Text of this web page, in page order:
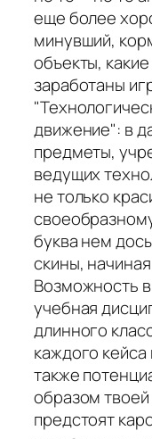
еще более
минувший,
объекты,
заработаны
движение": в
предметы,
ведущих
не только
буква нем
скины,
Возможность
учебная
длинного
каждого
также
образом твоей
предстоят